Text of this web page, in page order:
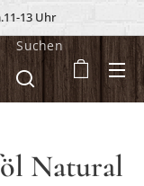
13 Uhr
Suchen
Natural